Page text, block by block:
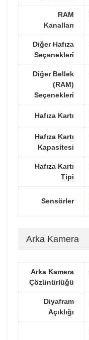
RAM
Kanalları
Diğer Hafıza
Seçenekleri
Diğer Bellek
(RAM)
Seçenekleri
Hafıza Kartı
Hafıza Kartı
Kapasitesi
Hafıza Kartı
Tipi
Sensörler
Arka Kamera
Arka Kamera
Çözünürlüğü
Diyafram
Açıklığı